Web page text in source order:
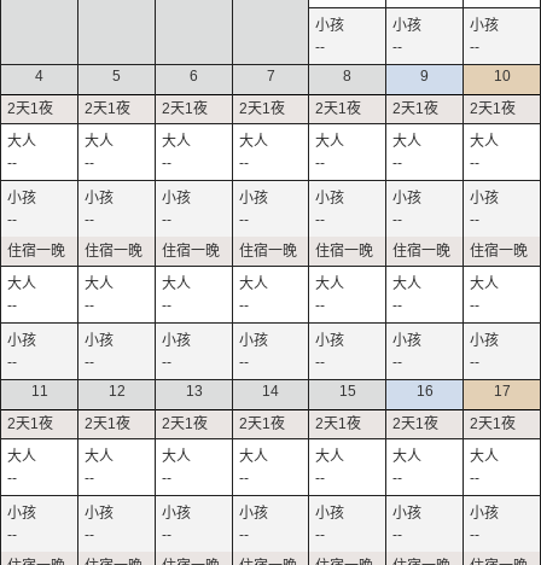
-- --
--
4
--
--
--
--
5
--
--
--
--
6
--
--
--
--
7
--
--
--
--
8
--
--
--
--
9
--
--
--
--
10
--
--
--
--
11
--
--
12
--
--
13
--
--
14
--
--
15
--
--
16
--
--
17
--
--